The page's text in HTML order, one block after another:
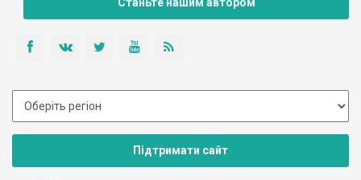
Підтримати сайт